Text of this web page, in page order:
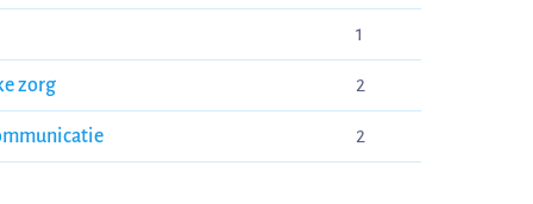
1
zorg 2
2